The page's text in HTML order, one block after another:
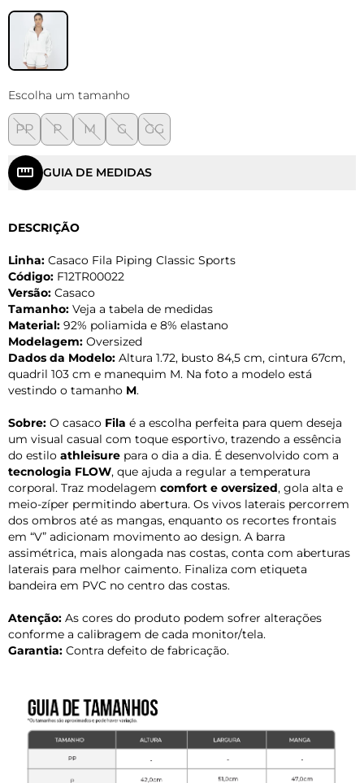
Escolha um tamanho
PP P M G GG
GUIA DE MEDIDAS
DESCRIÇÃO
Linha: Casaco Fila Piping Classic Sports
Código: F12TR00022
Versão: Casaco
Tamanho: Veja a tabela de medidas
Material: 92% poliamida e 8% elastano
Modelagem: Oversized
Dados da Modelo: Altura 1.72, busto 84,5 cm, cintura 67cm,
quadril 103 cm e manequim M. Na foto a modelo está
vestindo o tamanho M.
Sobre: O casaco Fila é a escolha perfeita para quem deseja
um visual casual com toque esportivo, trazendo a essência
do estilo athleisure para o dia a dia. É desenvolvido com a
tecnologia FLOW, que ajuda a regular a temperatura
corporal. Traz modelagem comfort e oversized, gola alta e
meio-zíper permitindo abertura. Os vivos laterais percorrem
dos ombros até as mangas, enquanto os recortes frontais
em “V” adicionam movimento ao design. A barra
assimétrica, mais alongada nas costas, conta com aberturas
laterais para melhor caimento. Finaliza com etiqueta
bandeira em PVC no centro das costas.
Atenção: As cores do produto podem sofrer alterações
conforme a calibragem de cada monitor/tela.
Garantia: Contra defeito de fabricação.